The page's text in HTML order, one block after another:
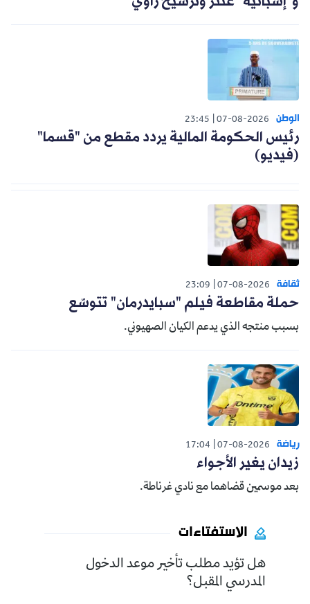
الوطن 07-08-2026
23:45
رئيس الحكومة المالية يردد مقطع من "قسما"
(فيديو)
ثقافة 07-08-2026
23:09
حملة مقاطعة فيلم "سبايدرمان" تتوسّع
بسبب منتجه الذي يدعم الكيان الصهيوني.
رياضة 07-08-2026
17:04
زيدان يغير الأجواء
بعد موسمين قضاهما مع نادي غرناطة.
الاستفتاءات
هل تؤيد مطلب تأخير موعد الدخول
المدرسي المقبل؟